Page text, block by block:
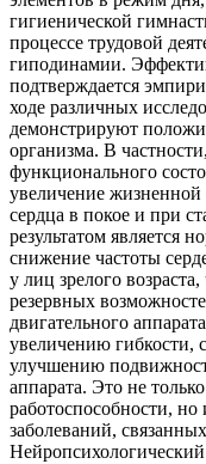
гигиенической
процессе трудовой
гиподинамии.
подтверждается
ходе различных
демонстрируют
организма. В
функционального
увеличение жизненной
сердца в покое и при
результатом является
снижение частоты
у лиц зрелого
резервных
двигательного
увеличению
улучшению
аппарата. Это не
работоспособности,
заболеваний,